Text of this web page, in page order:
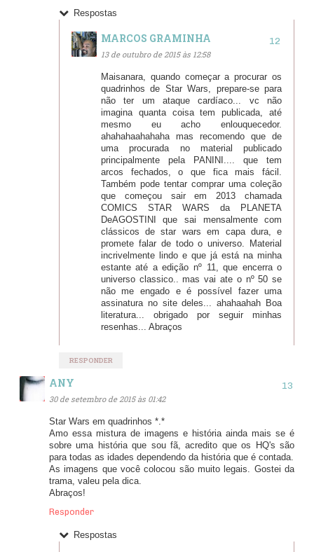
Respostas
MARCOS GRAMINHA
13 de outubro de 2015 às 12:58
Maisanara, quando começar a procurar os
quadrinhos de Star Wars, prepare-se para
não ter um ataque cardíaco... vc não
imagina quanta coisa tem publicada, até
mesmo eu acho enlouquecedor.
ahahahaahahaha mas recomendo que de
uma procurada no material publicado
principalmente pela PANINI.... que tem
arcos fechados, o que fica mais fácil.
Também pode tentar comprar uma coleção
que começou sair em 2013 chamada
COMICS STAR WARS da PLANETA
DeAGOSTINI que sai mensalmente com
clássicos de star wars em capa dura, e
promete falar de todo o universo. Material
incrivelmente lindo e que já está na minha
estante até a edição nº 11, que encerra o
universo classico.. mas vai ate o nº 50 se
não me engado e é possível fazer uma
assinatura no site deles... ahahaahah Boa
literatura... obrigado por seguir minhas
resenhas... Abraços
RESPONDER
ANY
30 de setembro de 2015 às 01:42
Star Wars em quadrinhos *.*
Amo essa mistura de imagens e história ainda mais se é
sobre uma história que sou fã, acredito que os HQ's são
para todas as idades dependendo da história que é contada.
As imagens que você colocou são muito legais. Gostei da
trama, valeu pela dica.
Abraços!
Responder
Respostas